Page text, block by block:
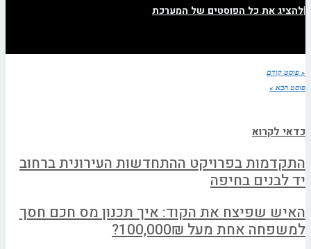
|להציג את כל הפוסטים של המערכת
« פוסט קודם
פוסט הבא »
כדאי לקרוא
התקדמות בפרויקט ההתחדשות העירונית ברחוב
יד לבנים בחיפה
האיש שפיצח את הקוד: איך תכנון מס חכם חסך
למשפחה אחת מעל 100,000₪?